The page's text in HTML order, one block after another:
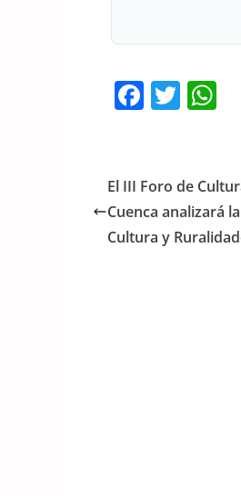
F
e
b
o
T
er s
A
p
El III Foro de
Cuenca analizará
Cultura y